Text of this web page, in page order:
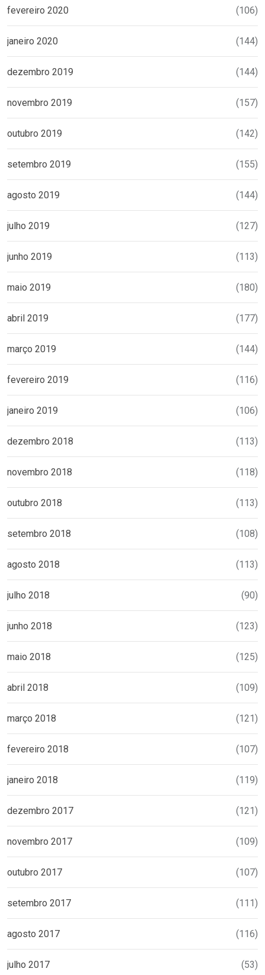
fevereiro 2020 (106)
janeiro 2020 (144)
dezembro 2019 (144)
novembro 2019 (157)
outubro 2019 (142)
setembro 2019 (155)
agosto 2019 (144)
julho 2019 (127)
junho 2019 (113)
maio 2019 (180)
abril 2019 (177)
março 2019 (144)
fevereiro 2019 (116)
janeiro 2019 (106)
dezembro 2018 (113)
novembro 2018 (118)
outubro 2018 (113)
setembro 2018 (108)
agosto 2018 (113)
julho 2018 (90)
junho 2018 (123)
maio 2018 (125)
abril 2018 (109)
março 2018 (121)
fevereiro 2018 (107)
janeiro 2018 (119)
dezembro 2017 (121)
novembro 2017 (109)
outubro 2017 (107)
setembro 2017 (111)
agosto 2017 (116)
julho 2017 (53)